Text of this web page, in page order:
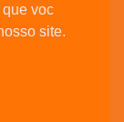
voc
site.
Nós